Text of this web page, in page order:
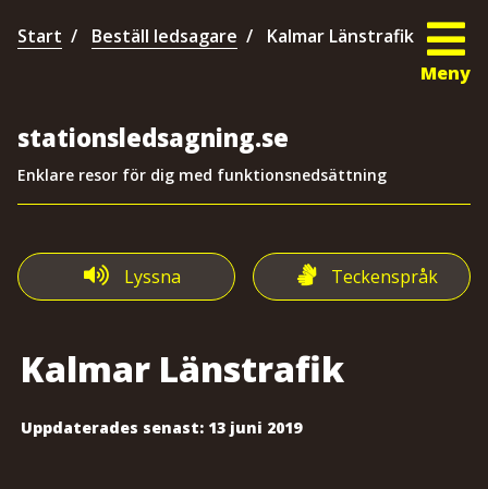
Start Beställ ledsagare Kalmar Länstrafik
stationsledsagning.se
Enklare resor för dig med funktionsnedsättning
Meny
Lyssna Teckenspråk
Kalmar Länstrafik
Uppdaterades senast: 13 juni 2019